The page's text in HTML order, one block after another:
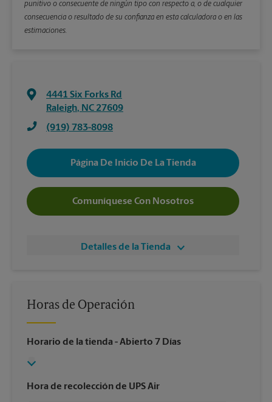
punitivo o consecuente de ningún tipo con respecto a, o de cualquier
consecuencia o resultado de su confianza en esta calculadora o en las
estimaciones.
4441 Six Forks Rd
Raleigh, NC 27609
(919) 783-8098
Página De Inicio De La Tienda
Comuníquese Con Nosotros
Detalles de la Tienda
Horas de Operación
Horario de la tienda - Abierto 7 Días
Hora de recolección de UPS Air